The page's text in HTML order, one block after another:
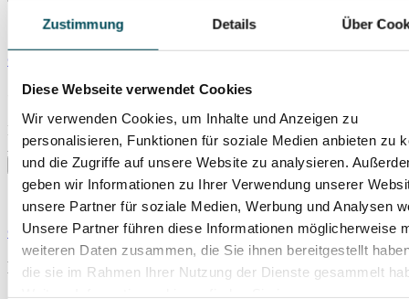
Zustimmung Details Über
Diese Webseite verwendet Cookies
Wir verwenden Cookies, um Inhalte und Anzeigen zu
personalisieren, Funktionen für soziale Medien anbieten zu
und die Zugriffe auf unsere Website zu analysieren.
geben wir Informationen zu Ihrer Verwendung unserer
unsere Partner für soziale Medien, Werbung und Analysen
Unsere Partner führen diese Informationen möglicherweise
weiteren Daten zusammen, die Sie ihnen bereitgestellt
die sie im Rahmen Ihrer Nutzung der Dienste gesammelt
© Alex Broeckel
Carmina Burana
Mi., 04.11.2026
Isarphilharmonie (Gasteig HP8)
© Yvonne Schmedemann
Luxembourg Philharmonic